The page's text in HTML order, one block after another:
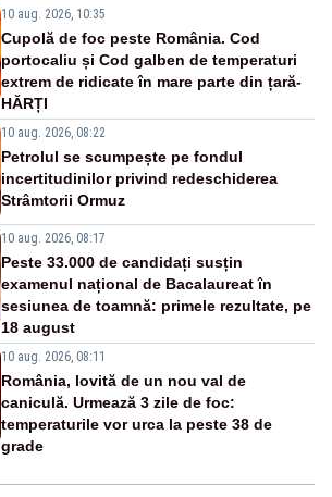
10 aug. 2026, 10:35
Cupolă de foc peste România. Cod
portocaliu și Cod galben de temperaturi
extrem de ridicate în mare parte din țară-
HĂRȚI
10 aug. 2026, 08:22
Petrolul se scumpește pe fondul
incertitudinilor privind redeschiderea
Strâmtorii Ormuz
10 aug. 2026, 08:17
Peste 33.000 de candidați susțin
examenul național de Bacalaureat în
sesiunea de toamnă: primele rezultate, pe
18 august
10 aug. 2026, 08:11
România, lovită de un nou val de
caniculă. Urmează 3 zile de foc:
temperaturile vor urca la peste 38 de
grade